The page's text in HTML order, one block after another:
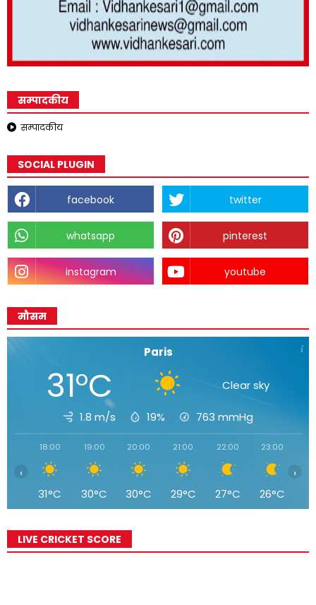
सम्पादकीय
सम्पादकीय
SOCIAL PLUGIN
facebook twitter
whatsapp pinterest
instagram youtube
मौसम
Paris
31°C Clear sky
1.8 m/s 19% 763mmHg
18:00
31°C
19:00
30°C
20:00
30°C
21:00
29°C
22:00
27°C
23:00
26°C
‹ ›
LIVE CRICKET SCORE